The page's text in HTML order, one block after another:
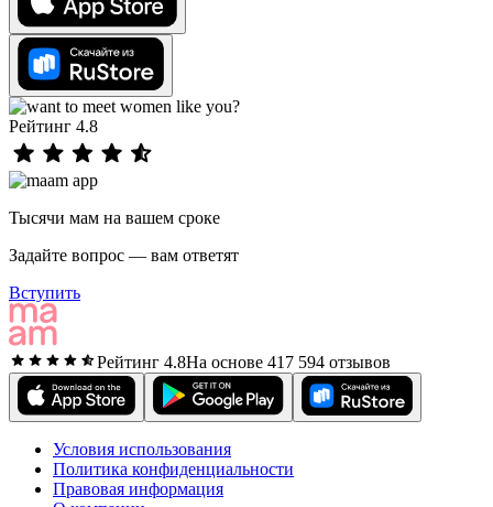
Рейтинг 4.8
Тысячи мам на вашем сроке
Задайте вопрос — вам ответят
Вступить
Рейтинг 4.8На основе 417 594 отзывов
Условия использования
Политика конфиденциальности
Правовая информация